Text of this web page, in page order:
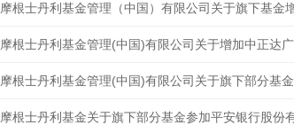
摩根士丹利基金管理（中国）有限公司关于旗下基
摩根士丹利基金管理(中国)有限公司关于增加中正达
摩根士丹利基金关于旗下部分基金参加平安银行股份